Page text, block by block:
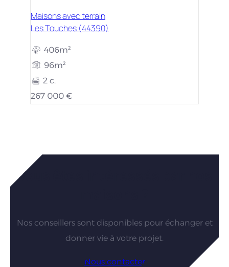
Maisons avec terrain
Les Touches (44390)
406m²
96m²
2 c.
267 000 €
Vous êtes intéressés par nos
Nos conseillers sont disponibles pour échanger et
donner vie à votre projet.
Nous contacter